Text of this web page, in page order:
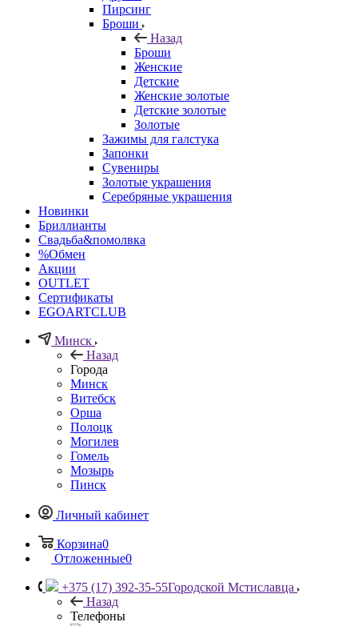
Пирсинг
Броши
Назад
Броши
Женские
Детские
Женские золотые
Детские золотые
Золотые
Зажимы для галстука
Запонки
Сувениры
Золотые украшения
Серебряные украшения
Новинки
Бриллианты
Свадьба&помолвка
%Обмен
Акции
OUTLET
Сертификаты
EGOARTCLUB
Минск
Назад
Города
Минск
Витебск
Орша
Полоцк
Могилев
Гомель
Мозырь
Пинск
Личный кабинет
Корзина0
Отложенные0
+375 (17) 392-35-55Городской Мстиславца
Назад
Телефоны